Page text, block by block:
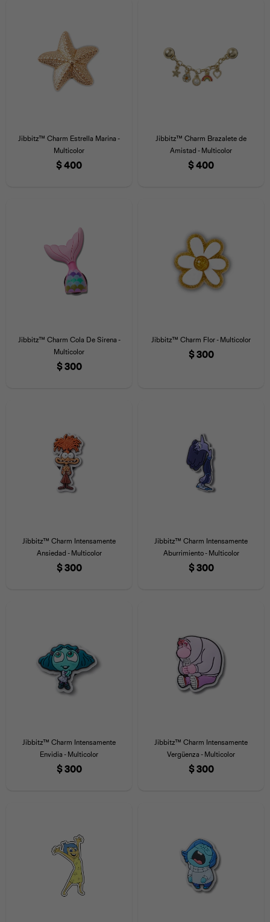
Jibbitz™ Charm Estrella Marina -
Multicolor
$400
Jibbitz™ Charm Brazalete de
Amistad - Multicolor
$400
Jibbitz™ Charm Cola De Sirena -
Multicolor
$300
Jibbitz™ Charm Flor - Multicolor
$300
Jibbitz™ Charm Intensamente
Ansiedad - Multicolor
$300
Jibbitz™ Charm Intensamente
Aburrimiento - Multicolor
$300
Jibbitz™ Charm Intensamente
Envidia - Multicolor
$300
Jibbitz™ Charm Intensamente
Vergüenza - Multicolor
$300